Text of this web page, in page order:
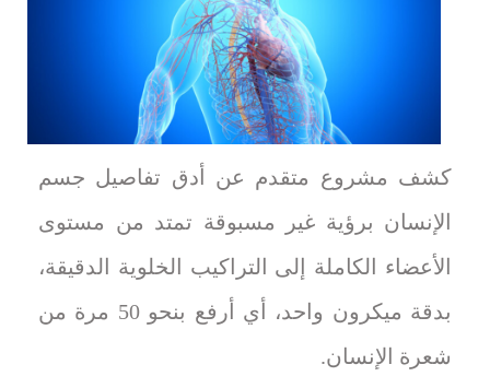
كشف مشروع متقدم عن أدق تفاصيل جسم
الإنسان برؤية غير مسبوقة تمتد من مستوى
الأعضاء الكاملة إلى التراكيب الخلوية الدقيقة،
بدقة ميكرون واحد، أي أرفع بنحو 50 مرة من
شعرة الإنسان.